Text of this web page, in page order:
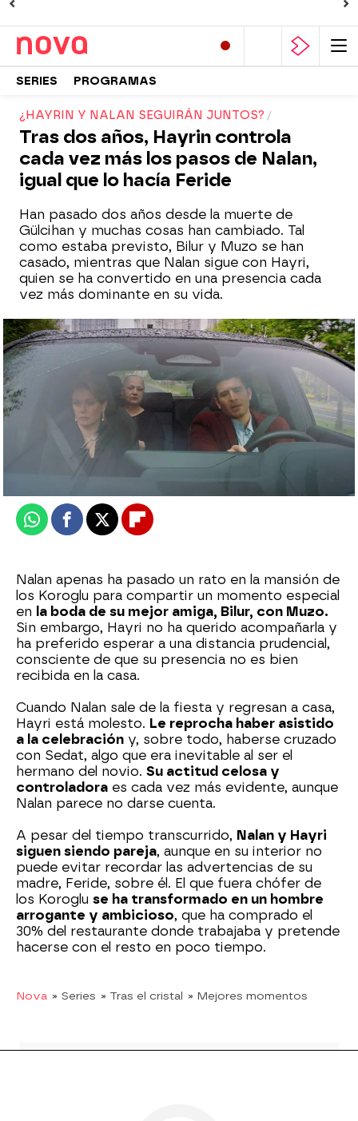
SERIES PROGRAMAS
¿HAYRIN Y NALAN SEGUIRÁN JUNTOS?
Tras dos años, Hayrin controla
cada vez más los pasos de Nalan,
igual que lo hacía Feride
Han pasado dos años desde la muerte de
Gülcihan y muchas cosas han cambiado. Tal
como estaba previsto, Bilur y Muzo se han
casado, mientras que Nalan sigue con Hayri,
quien se ha convertido en una presencia cada
vez más dominante en su vida.
01 de marzo de 2025, 23:30
WhatsappFacebook
X Flipboard
Nalan apenas ha pasado un rato en la mansión de
los Koroglu para compartir un momento especial
en la boda de su mejor amiga, Bilur, con Muzo.
Sin embargo, Hayri no ha querido acompañarla y
ha preferido esperar a una distancia prudencial,
consciente de que su presencia no es bien
recibida en la casa.
Cuando Nalan sale de la fiesta y regresan a casa,
Hayri está molesto. Le reprocha haber asistido
a la celebración y, sobre todo, haberse cruzado
con Sedat, algo que era inevitable al ser el
hermano del novio. Su actitud celosa y
controladora es cada vez más evidente, aunque
Nalan parece no darse cuenta.
A pesar del tiempo transcurrido, Nalan y Hayri
siguen siendo pareja, aunque en su interior no
puede evitar recordar las advertencias de su
madre, Feride, sobre él. El que fuera chófer de
los Koroglu se ha transformado en un hombre
arrogante y ambicioso, que ha comprado el
30% del restaurante donde trabajaba y pretende
hacerse con el resto en poco tiempo.
Nova » Series » Tras el cristal » Mejores momentos